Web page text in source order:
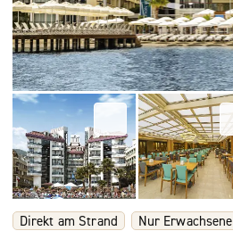
Direkt am Strand
Nur Erwachsene